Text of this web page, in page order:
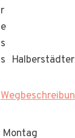
Montag